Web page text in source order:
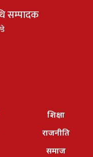
सम्पादक
शिक्षा
राजनीति
समाज